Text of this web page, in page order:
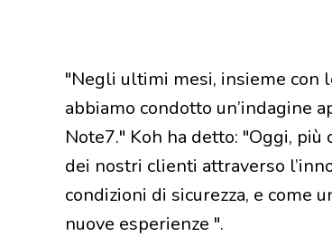
"Negli ultimi mesi, insieme con
abbiamo condotto un’indagine
Note7." Koh ha detto: "Oggi,
dei nostri clienti attraverso
condizioni di sicurezza, e
nuove esperienze ".